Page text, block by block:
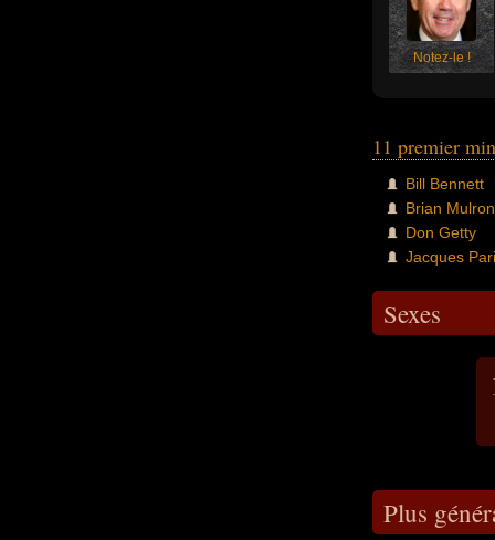
Notez-le !
11 premier
Bill Bennett
Brian
Don Getty
Jacques
Sexes
Plus